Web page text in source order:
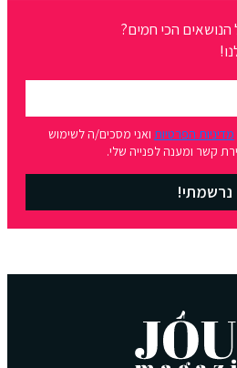
הכי חמים?
מדיניות הפרטיות ואני מסכים/ה לשימוש
קשר ומענה לפנייה שלי.
נרשמתי!